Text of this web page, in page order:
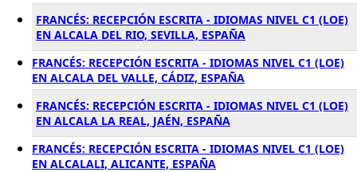
FRANCÉS: RECEPCIÓN ESCRITA - IDIOMAS NIVEL C1 (LOE)
EN ALCALA DEL RIO, SEVILLA, ESPAÑA
FRANCÉS: RECEPCIÓN ESCRITA - IDIOMAS NIVEL C1 (LOE)
EN ALCALA DEL VALLE, CÁDIZ, ESPAÑA
FRANCÉS: RECEPCIÓN ESCRITA - IDIOMAS NIVEL C1 (LOE)
EN ALCALA LA REAL, JAÉN, ESPAÑA
FRANCÉS: RECEPCIÓN ESCRITA - IDIOMAS NIVEL C1 (LOE)
EN ALCALALI, ALICANTE, ESPAÑA